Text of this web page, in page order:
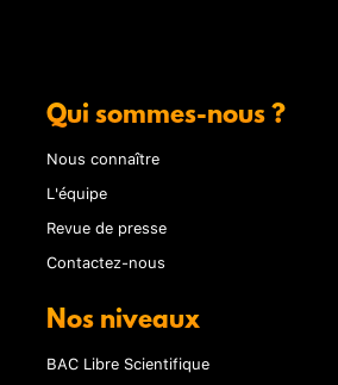
Qui sommes-nous ?
Nous connaître
L'équipe
Revue de presse
Contactez-nous
Nos niveaux
BAC Libre Scientifique